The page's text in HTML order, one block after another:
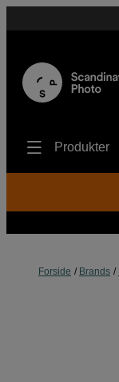
Produkter
Forside Brands